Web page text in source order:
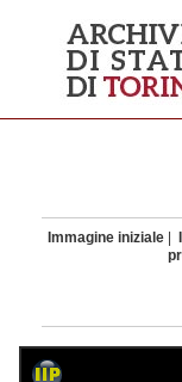
Immagine iniziale